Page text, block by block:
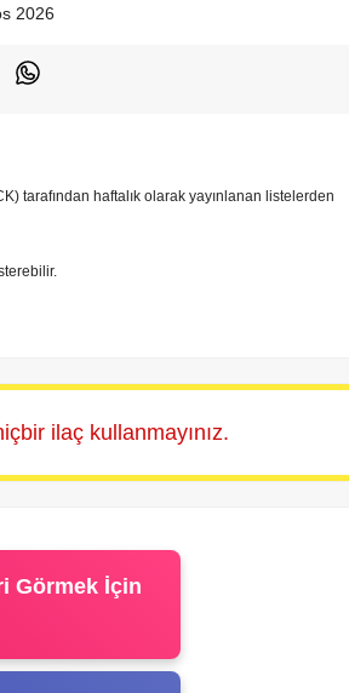
2026
tarafından haftalık olarak yayınlanan listelerden
ilaç kullanmayınız.
Görmek İçin